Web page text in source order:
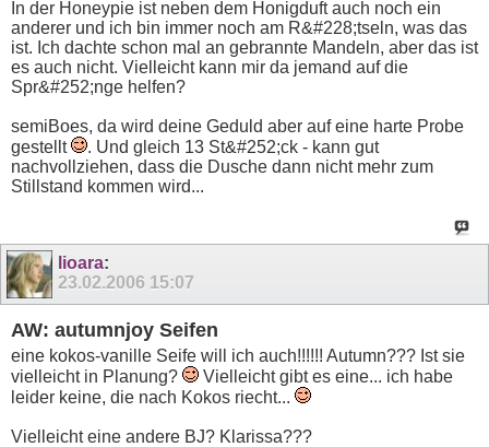
In der Honeypie ist neben dem Honigduft auch noch ein
anderer und ich bin immer noch am R&#228;tseln, was das
ist. Ich dachte schon mal an gebrannte Mandeln, aber das ist
es auch nicht. Vielleicht kann mir da jemand auf die
Spr&#252;nge helfen?
semiBoes, da wird deine Geduld aber auf eine harte Probe
gestellt
. Und gleich 13 St&#252;ck - kann gut
nachvollziehen, dass die Dusche dann nicht mehr zum
Stillstand kommen wird...
lioara:
23.02.2006 15:07
AW: autumnjoy Seifen
eine kokos-vanille Seife will ich auch!!!!!! Autumn??? Ist sie
vielleicht in Planung?
Vielleicht gibt es eine... ich habe
leider keine, die nach Kokos riecht...
Vielleicht eine andere BJ? Klarissa???